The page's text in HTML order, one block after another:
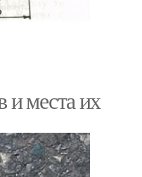
и места их